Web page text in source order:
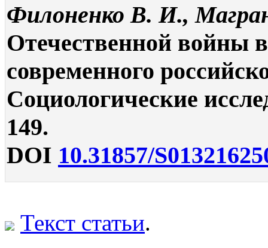
Филоненко В. И.,
Отечественной войны
современного
Социологические
149.
DOI 10.31857/
Текст статьи.